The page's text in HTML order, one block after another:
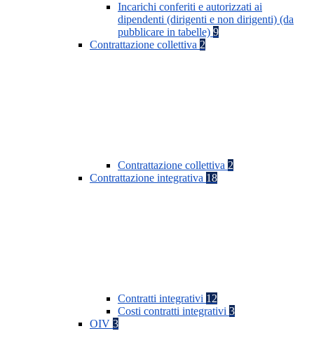
Incarichi conferiti e autorizzati ai
dipendenti (dirigenti e non dirigenti) (da
pubblicare in tabelle) 9
Contrattazione collettiva 2
Contrattazione collettiva 2
Contrattazione integrativa 18
Contratti integrativi 12
Costi contratti integrativi 3
OIV 3